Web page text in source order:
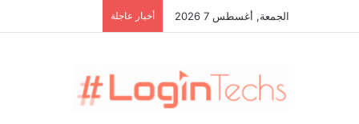
الجمعة, أغسطس 7 2026 أخبار عاجلة